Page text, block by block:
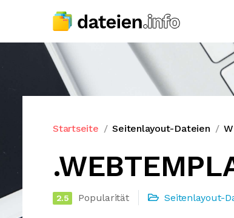
Startseite Seitenlayout-Dateien
2.5 Popularität Seitenlayout-